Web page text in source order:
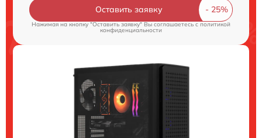
Оставить заявку
Нажимая на кнопку "Оставить заявку" Вы соглашаетесь cполитикой
конфиденциальности